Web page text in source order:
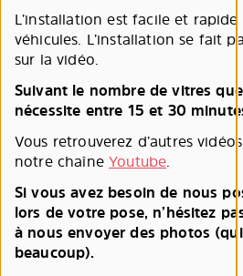
L’installation est facile et
véhicules. L’installation se fait
sur la vidéo.
Suivant le nombre de vitres
nécessite entre 15 et 30
Vous retrouverez d’autres
notre chaîneYoutube.
Si vous avez besoin de nous
lors de votre pose, n’hésitez
à nous envoyer des photos
beaucoup).